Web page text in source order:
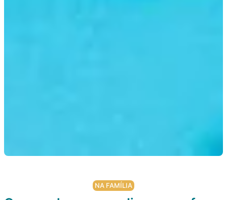
NA FAMÍLIA